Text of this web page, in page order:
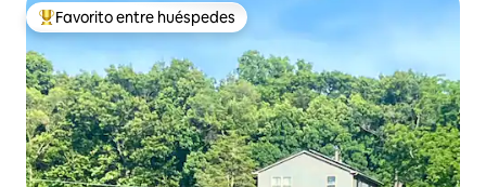
Favorito entre huéspedes preferido
Favorito entre huéspedes